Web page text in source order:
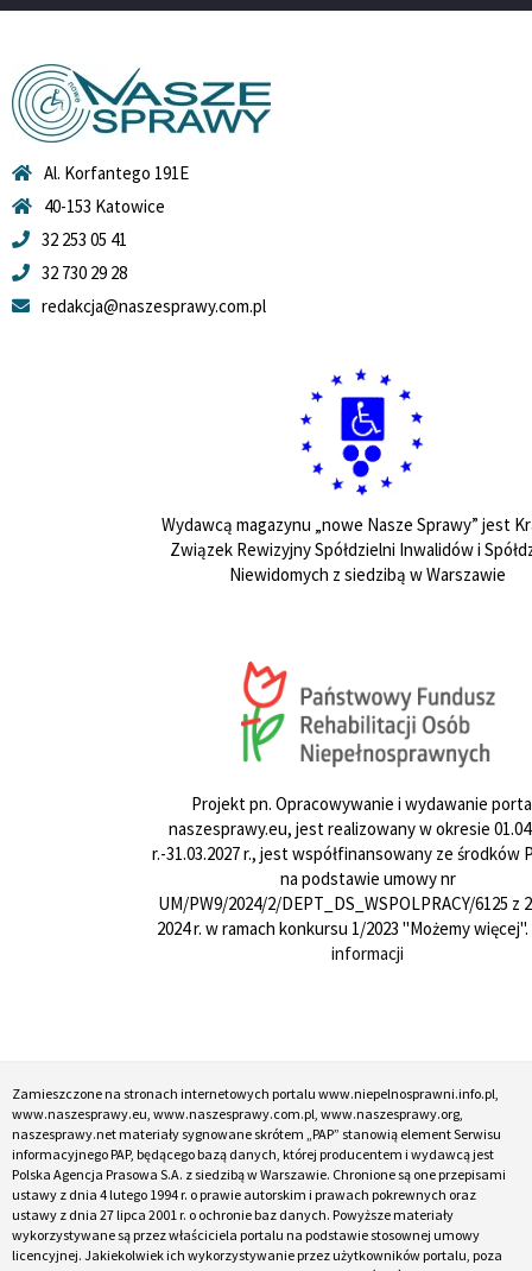
Al. Korfantego 191E
40-153 Katowice
32 253 05 41
32 730 29 28
redakcja@naszesprawy.com.pl
Wydawcą magazynu „nowe Nasze Sprawy” jest
Związek Rewizyjny Spółdzielni Inwalidów i
Niewidomych z siedzibą w Warszawie
Projekt pn. Opracowywanie i wydawanie
naszesprawy.eu, jest realizowany w okresie
r.-31.03.2027 r., jest współfinansowany ze środków
na podstawie umowy nr
UM/PW9/2024/2/DEPT_DS_WSPOLPRACY/6125 z
2024 r. w ramach konkursu 1/2023 "Możemy więcej".
informacji
Zamieszczone na stronach internetowych portalu www.niepelnosprawni.info.pl,
www.naszesprawy.eu, www.naszesprawy.com.pl, www.naszesprawy.org,
naszesprawy.net materiały sygnowane skrótem „PAP” stanowią element Serwisu
informacyjnego PAP, będącego bazą danych, której producentem i wydawcą jest
Polska Agencja Prasowa S.A. z siedzibą w Warszawie. Chronione są one przepisami
ustawy z dnia 4 lutego 1994 r. o prawie autorskim i prawach pokrewnych oraz
ustawy z dnia 27 lipca 2001 r. o ochronie baz danych. Powyższe materiały
wykorzystywane są przez właściciela portalu na podstawie stosownej umowy
licencyjnej. Jakiekolwiek ich wykorzystywanie przez użytkowników portalu, poza